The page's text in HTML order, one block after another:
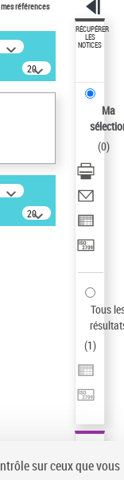
références
20
résultats/page
20
résultats/page
RÉCUPÉRER
LES
NOTICES
Ma
(0)
Tous
(1)
sur ceux que vous